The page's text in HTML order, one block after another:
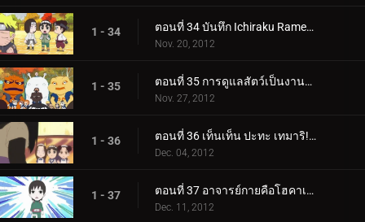
1 - 34 ตอนที่ 34 บันทึก Ichiraku Ramen! / วันหยุดมีไว้สำหรับการฝึกอบรม!
Nov. 20, 2012
1 - 35 ตอนที่ 35 การดูแลสัตว์เป็นงานหนัก / ตะโกนออกไป! ที่นารูโตะ!
Nov. 27, 2012
1 - 36 ตอนที่ 36 เท็นเท็น ปะทะ เทมาริ! / การค้นหาความรักของโอโรจิมารุ!
Dec. 04, 2012
1 - 37 ตอนที่ 37 อาจารย์กายคือโฮคาเงะคนใหม่! / IQ: 200 สถานะ: ลำบาก
Dec. 11, 2012